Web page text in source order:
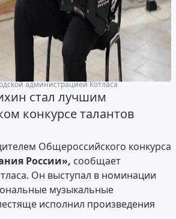
администрацией Котласа
стал лучшим
конкурсе талантов
Общероссийского конкурса
России», сообщает
Он выступал в номинации
музыкальные
исполнил произведения